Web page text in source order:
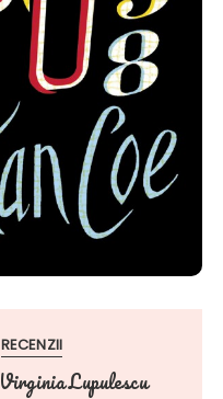
RECENZII
Virginia Lupulescu